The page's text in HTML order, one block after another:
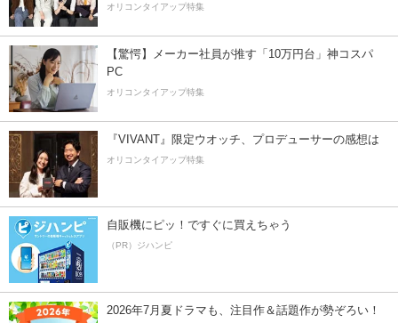
オリコンタイアップ特集
【驚愕】メーカー社員が推す「10万円台」神コスパ
PC
オリコンタイアップ特集
『VIVANT』限定ウオッチ、プロデューサーの感想は
オリコンタイアップ特集
自販機にピッ！ですぐに買えちゃう
（PR）ジハンピ
2026年7月夏ドラマも、注目作＆話題作が勢ぞろい！